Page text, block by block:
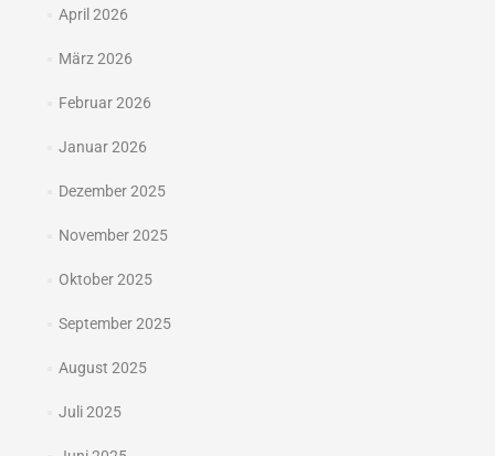
April 2026
März 2026
Februar 2026
Januar 2026
Dezember 2025
November 2025
Oktober 2025
September 2025
August 2025
Juli 2025